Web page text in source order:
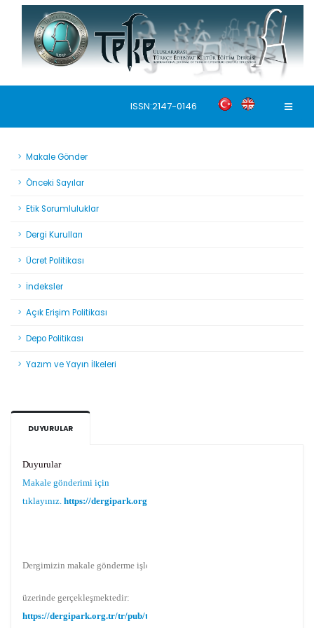
ISSN:2147-0146
Makale Gönder
Önceki Sayılar
Etik Sorumluluklar
Dergi Kurulları
Ücret Politikası
İndeksler
Açık Erişim Politikası
Depo Politikası
Yazım ve Yayın İlkeleri
DUYURULAR